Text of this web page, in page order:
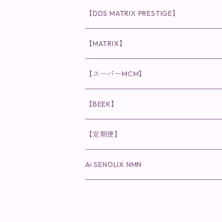
化粧水
保湿ジェル・クリーム
ラディール
リキッド
ディフェンサー
メイク小物
◉ナチュリスティーアクレス
クレンジング
洗顔
◉インナーケア
食品
粒タイプ
◉cocochia
ヘナカラー
ヘアファンデーション
◉美顔器
◉スペシャルケア
◉肌悩み
ファンデーション・ベース
クレンジング・洗顔
リップ
◉V3 VSPIC C Line
クレンジング・洗顔
化粧水
◉スピケアシリーズ
◉V.O.Sシリーズ
クレンジング・洗顔
化粧水
◉メンズシリーズ
クレンジング・洗顔
◉MESシリーズ
ラッシュアディクト
まつ毛用美容液
眉毛用美容液
リップアディクト
唇用美容液
ヘアアディクト
【DDS MATRIX PRESTIGE】
スキンケアシリーズ
美容液
【MATRIX】
スキンケアシリーズ
美容液
洗顔
【スーパーMCM】
インナーケア
【BEEK】
インナーケア
【定期便】
Ai SENOLIX NMN